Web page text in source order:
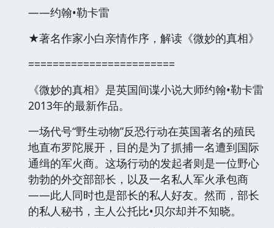
——约翰•勒卡雷
★著名作家小白亲情作序，解读《微妙的真相》
========================
《微妙的真相》是英国间谍小说大师约翰•勒卡雷
2013年的最新作品。
一场代号“野生动物”反恐行动在英国著名的殖民
地直布罗陀展开，目的是为了抓捕一名遭到国际
通缉的军火商。这场行动的发起者则是一位野心
勃勃的外交部部长，以及一名私人军火承包商
——此人同时也是部长的私人好友。然而，部长
的私人秘书，主人公托比•贝尔却并不知晓。